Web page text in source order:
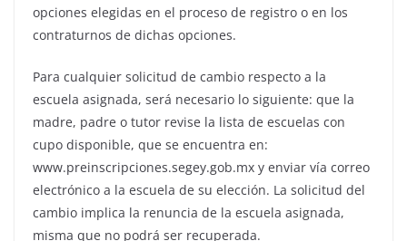
opciones elegidas en el proceso de registro o en los
contraturnos de dichas opciones.
Para cualquier solicitud de cambio respecto a la
escuela asignada, será necesario lo siguiente: que la
madre, padre o tutor revise la lista de escuelas con
cupo disponible, que se encuentra en:
www.preinscripciones.segey.gob.mx y enviar vía correo
electrónico a la escuela de su elección. La solicitud del
cambio implica la renuncia de la escuela asignada,
misma que no podrá ser recuperada.